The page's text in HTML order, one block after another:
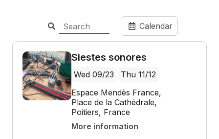
Calendar
Siestes sonores
Wed 09/23
Thu 11/12
Espace Mendès France,
Place de la Cathédrale,
Poitiers, France
More information